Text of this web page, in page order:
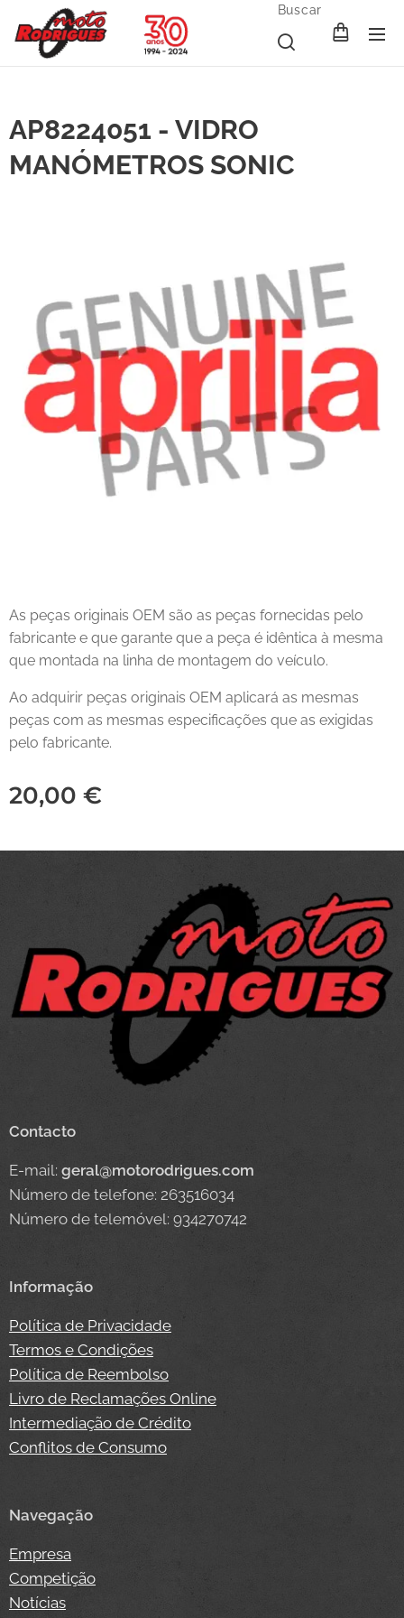
Buscar
AP8224051 - VIDRO
MANÓMETROS SONIC
As peças originais OEM são as peças fornecidas pelo
fabricante e que garante que a peça é idêntica à mesma
que montada na linha de montagem do veículo.
Ao adquirir peças originais OEM aplicará as mesmas
peças com as mesmas especificações que as exigidas
pelo fabricante.
20,00 €
Contacto
E-mail: geral@motorodrigues.com
Número de telefone: 263516034
Número de telemóvel: 934270742
Informação
Política de Privacidade
Termos e Condições
Política de Reembolso
Livro de Reclamações Online
Intermediação de Crédito
Conflitos de Consumo
Navegação
Empresa
Competição
Notícias